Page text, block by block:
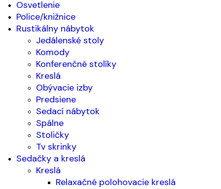
Osvetlenie
Police/knižnice
Rustikálny nábytok
Jedálenské stoly
Komody
Konferenčné stolíky
Kreslá
Obývacie izby
Predsiene
Sedací nábytok
Spálne
Stoličky
Tv skrinky
Sedačky a kreslá
Kreslá
Relaxačné polohovacie kreslá